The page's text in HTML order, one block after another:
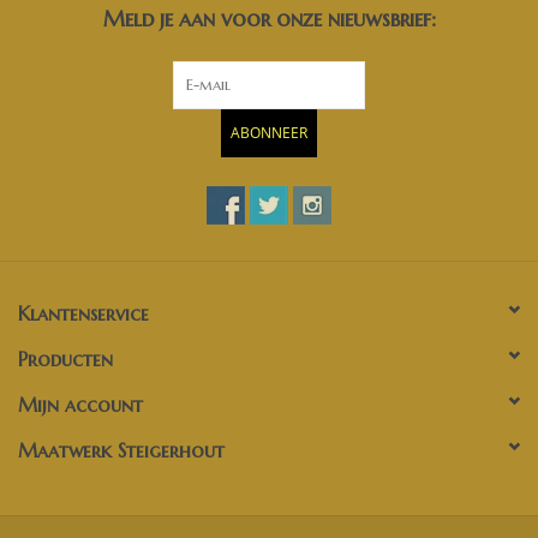
Meld je aan voor onze nieuwsbrief:
ABONNEER
Klantenservice
Producten
Mijn account
Maatwerk Steigerhout